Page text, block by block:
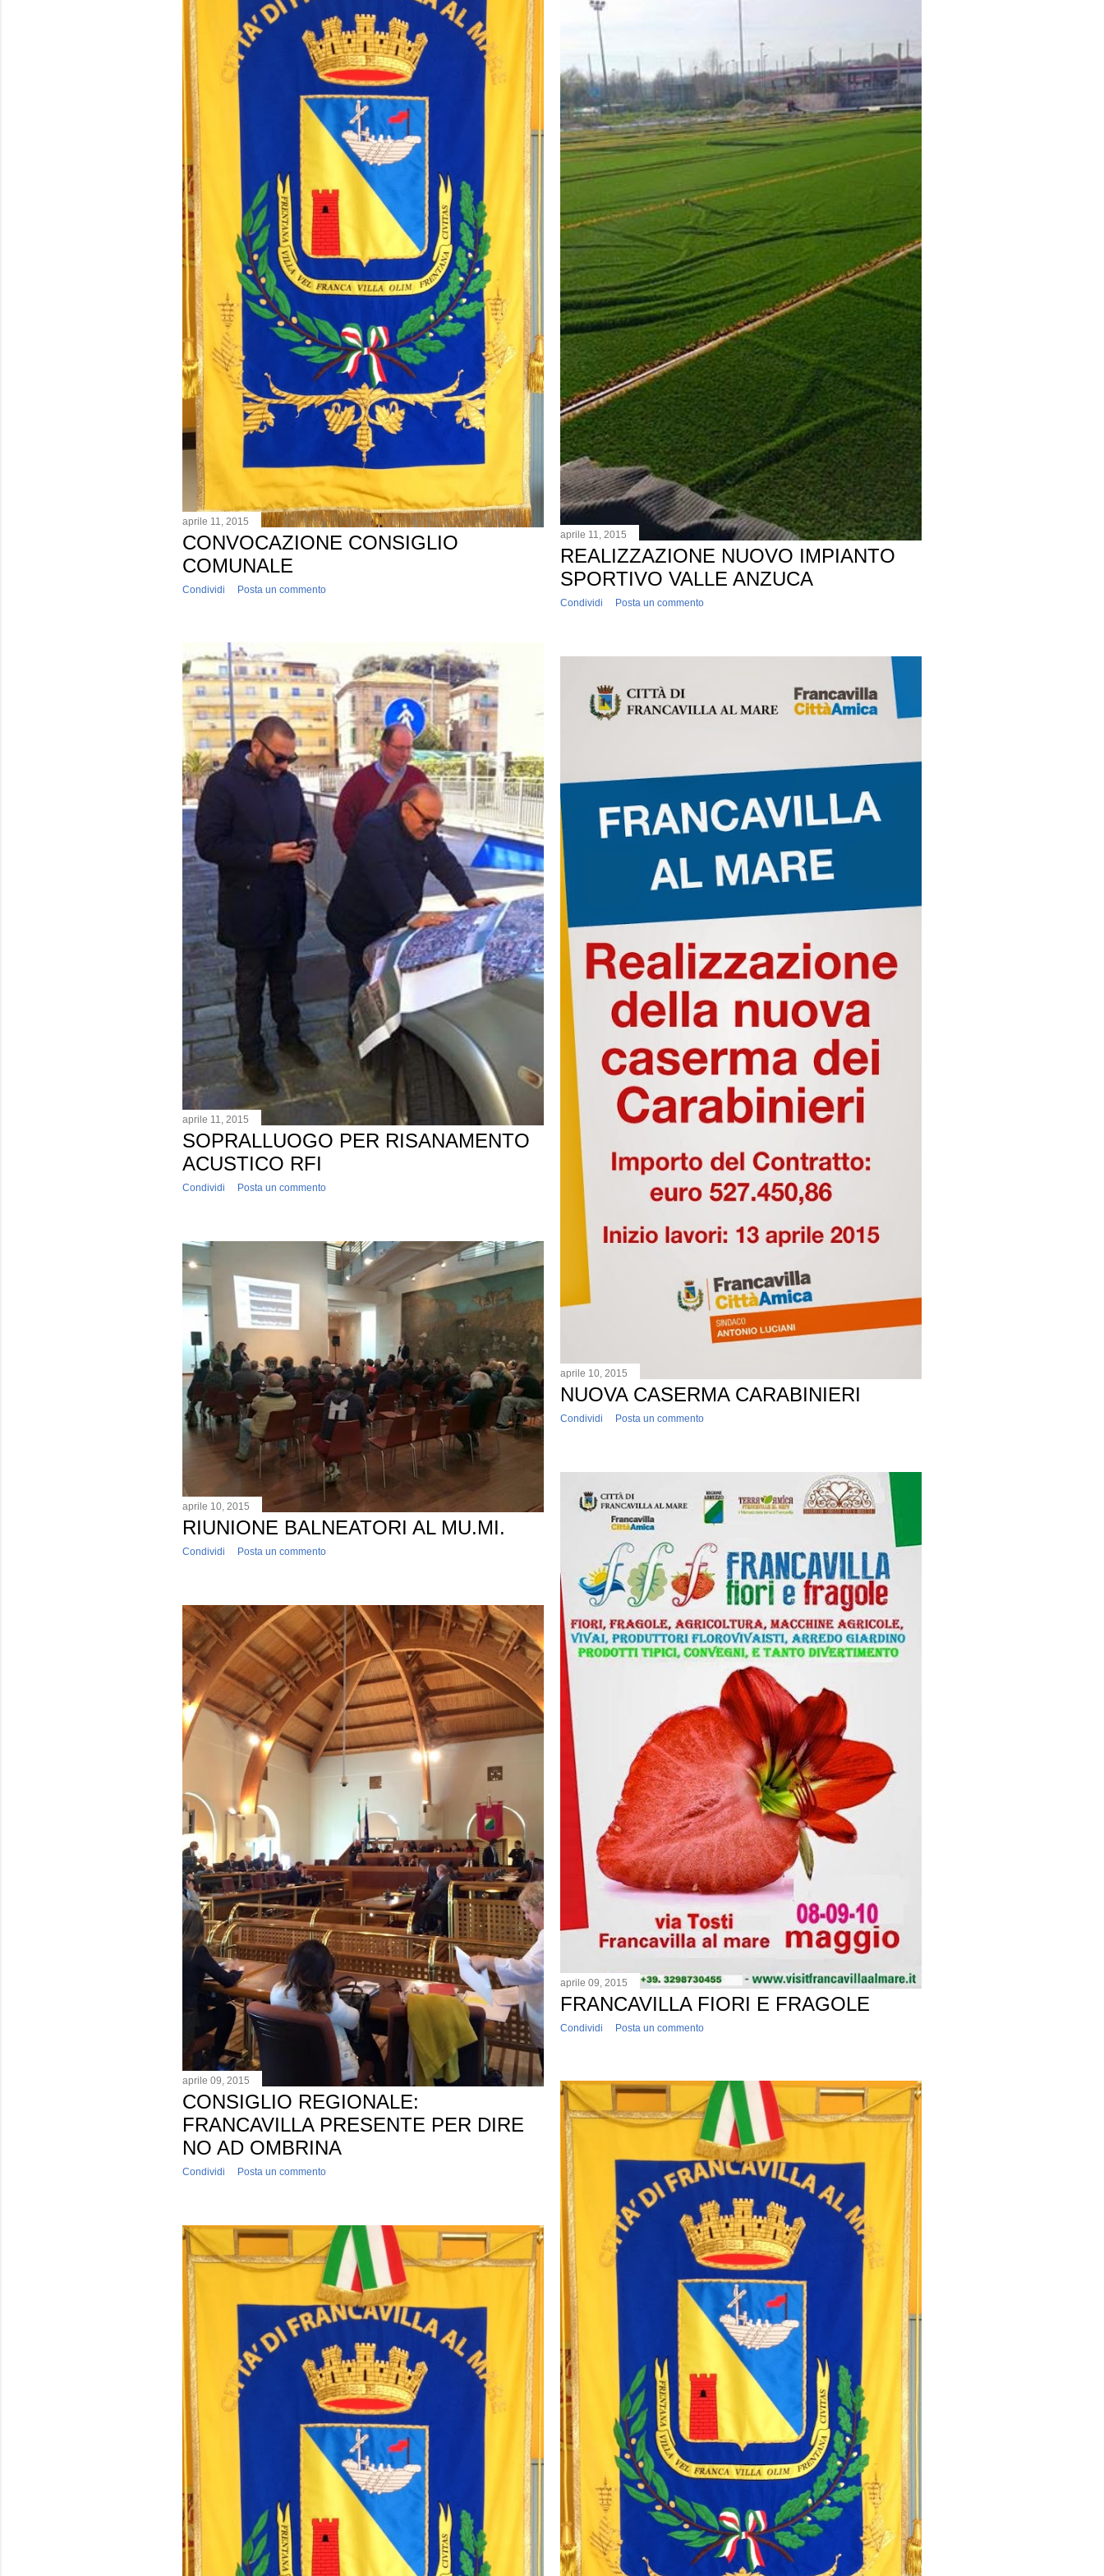
aprile 11, 2015
CONVOCAZIONE CONSIGLIO
COMUNALE
Condividi Posta un commento
aprile 11, 2015
REALIZZAZIONE NUOVO IMPIANTO
SPORTIVO VALLE ANZUCA
Condividi Posta un commento
aprile 11, 2015
SOPRALLUOGO PER RISANAMENTO
ACUSTICO RFI
Condividi Posta un commento
aprile 10, 2015
NUOVA CASERMA CARABINIERI
Condividi Posta un commento
aprile 10, 2015
RIUNIONE BALNEATORI AL MU.MI.
Condividi Posta un commento
aprile 09, 2015
FRANCAVILLA FIORI E FRAGOLE
Condividi Posta un commento
aprile 09, 2015
CONSIGLIO REGIONALE:
FRANCAVILLA PRESENTE PER DIRE
NO AD OMBRINA
Condividi Posta un commento